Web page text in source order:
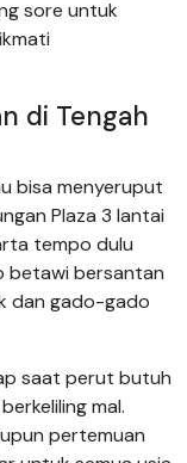
sore untuk
di Tengah
bisa menyeruput
Plaza 3 lantai
tempo dulu
betawi bersantan
dan gado-gado
saat perut butuh
mal.
pertemuan